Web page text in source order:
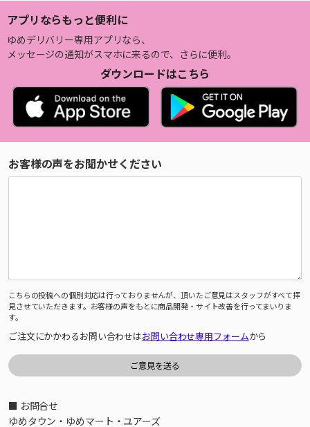
アプリならもっと便利に
ゆめデリバリー専用アプリなら、
メッセージの通知がスマホに来るので、さらに便利。
ダウンロードはこちら
お客様の声をお聞かせください
こちらの投稿への個別対応は行っておりませんが、頂いたご意見はスタッフがすべて拝
見させていただきます。お客様の声をもとに商品開発・サイト改善を行ってまいりま
す。
ご注文にかかわるお問い合わせはお問い合わせ専用フォームから
■ お問合せ
ゆめタウン・ゆめマート・ユアーズ